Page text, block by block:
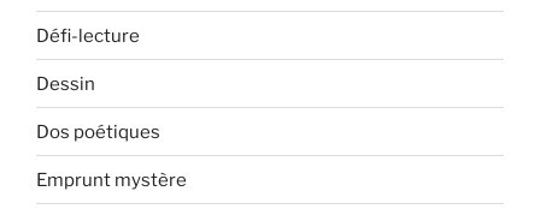
Défi-lecture
Dessin
Dos poétiques
Emprunt mystère